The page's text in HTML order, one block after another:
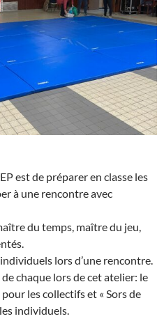
est de préparer en classe les
à une rencontre avec
du temps, maître du jeu,
lors d’une rencontre.
chaque lors de cet atelier: le
les collectifs et « Sors de
individuels.